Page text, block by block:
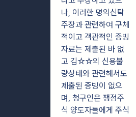
나, 이러한 명의신탁
주장과 관련하여 구체
적이고 객관적인 증빙
자료는 제출된 바 없
고 김☆☆의 신용불
량상태와 관련해서도
제출된 증빙이 없으
며, 청구인은 쟁점주
식 양도자들에게 주식